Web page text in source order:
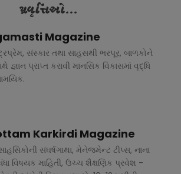
પ્રવૃત્તિઓ...
Magazine
સંસ્કાર તથા સાહસથી ભરપૂર, બાળકોને
જ્ઞાન પ્રાપ્ત કરાવી માનસિક વિકાસમાં વૃદ્ધિ
Karkirdi Magazine
સંઘર્ષગાથા, મેનેજમેન્ટ ટીપ્સ, નાના
વિષયક માહિતી, ઉચ્ચ શૈક્ષણિક પ્રવેશ -